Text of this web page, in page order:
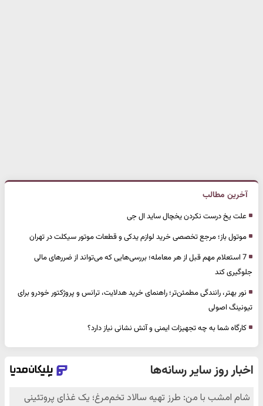
آخرین مطالب
علت یخ درست نکردن یخچال ساید ال جی
موتول باز؛ مرجع تخصصی خرید لوازم یدکی و قطعات موتور سیکلت در تهران
7 استعلام مهم قبل از هر معامله؛ بررسی‌هایی که می‌تواند از ضررهای مالی
جلوگیری کند
نور بهتر، رانندگی مطمئن‌تر؛ راهنمای خرید هدلایت، ترانس و پروژکتور خودرو برای
تیونینگ اصولی
کارگاه شما به چه تجهیزات ایمنی و آتش نشانی نیاز دارد؟